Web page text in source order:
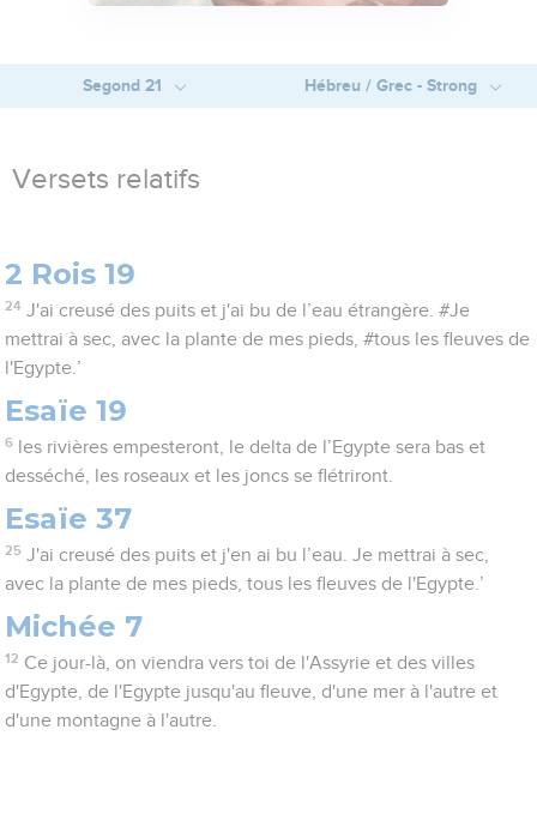
Segond 21 Hébreu / Grec - Strong
Versets relatifs
2 Rois 19
24 J'ai creusé des puits et j'ai bu de l’eau étrangère. #Je
mettrai à sec, avec la plante de mes pieds, #tous les fleuves de
l'Egypte.’
Esaïe 19
6
les rivières empesteront, le delta de l’Egypte sera bas et
desséché, les roseaux et les joncs se flétriront.
Esaïe 37
25 J'ai creusé des puits et j'en ai bu l’eau. Je mettrai à sec,
avec la plante de mes pieds, tous les fleuves de l'Egypte.’
Michée 7
12 Ce jour-là, on viendra vers toi de l'Assyrie et des villes
d'Egypte, de l'Egypte jusqu'au fleuve, d'une mer à l'autre et
d'une montagne à l'autre.